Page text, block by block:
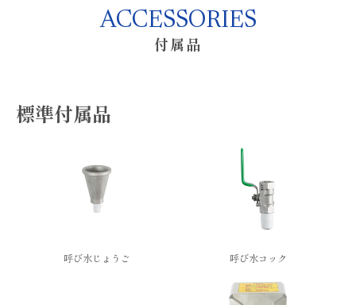
ACCESSORIES
付属品
標準付属品
呼び水じょうご 呼び水コック